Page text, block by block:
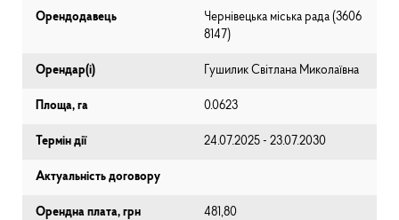
Орендодавець
Чернівецька міська рада (⁨3606
8147⁩)
Орендар(і) Гушилик Світлана Миколаївна
Площа, га 0.0623
Термін дії 24.07.2025 - 23.07.2030
Актуальність договору
Орендна плата, грн 481,80